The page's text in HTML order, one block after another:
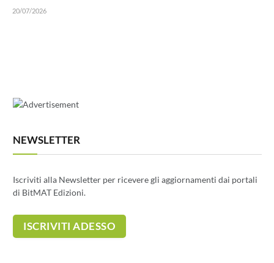
20/07/2026
NEWSLETTER
Iscriviti alla Newsletter per ricevere gli aggiornamenti dai portali
di BitMAT Edizioni.